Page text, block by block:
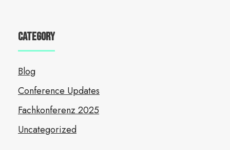
Category
Blog
Conference Updates
Fachkonferenz 2025
Uncategorized